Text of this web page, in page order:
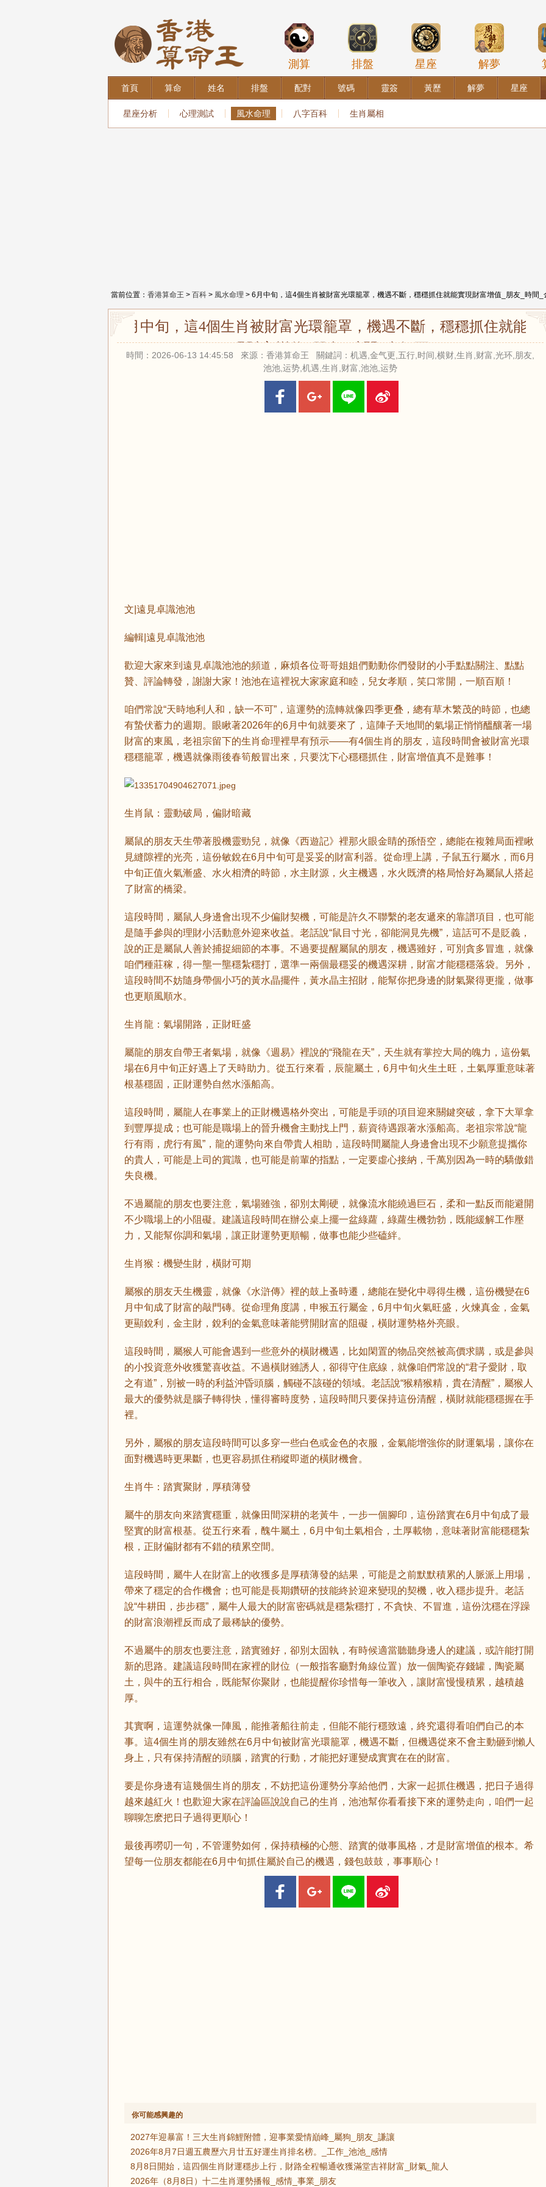
測算 排盤 星座 解夢
首頁 算命 姓名 排盤 配對 號碼 靈簽 黃歷 解夢 星座
星座分析 心理測試 風水命理 八字百科 生肖屬相
當前位置： 香港算命王 > 百科 > 風水命理 > 6月中旬，這4個生肖被財富光環籠罩，機遇不斷，穩穩抓住就能實現財富增值_朋友_時間_
6月中旬，這4個生肖被財富光環籠罩，機遇不斷，穩穩抓住就能實
現財富增值_朋友_時間_金氣更
時間：2026-06-13 14:45:58 來源：香港算命王 關鍵詞：机遇,金气更,五行,时间,横财,生肖,财富,光环,朋友,
池池,运势,机遇,生肖,财富,池池,运势
文|遠見卓識池池
編輯|遠見卓識池池
歡迎大家來到遠見卓識池池的頻道，麻煩各位哥哥姐姐們動動你們發財的小手點點關注、點點
贊、評論轉發，謝謝大家！池池在這裡祝大家家庭和睦，兒女孝順，笑口常開，一順百順！
咱們常說“天時地利人和，缺一不可”，這運勢的流轉就像四季更叠，總有草木繁茂的時節，也總
有蟄伏蓄力的週期。眼瞅著2026年的6月中旬就要來了，這陣子天地間的氣場正悄悄醞釀著一場
財富的東風，老祖宗留下的生肖命理裡早有預示——有4個生肖的朋友，這段時間會被財富光環
穩穩籠罩，機遇就像雨後春筍般冒出來，只要沈下心穩穩抓住，財富增值真不是難事！
生肖鼠：靈動破局，偏財暗藏
屬鼠的朋友天生帶著股機靈勁兒，就像《西遊記》裡那火眼金睛的孫悟空，總能在複雜局面裡瞅
見縫隙裡的光亮，這份敏銳在6月中旬可是妥妥的財富利器。從命理上講，子鼠五行屬水，而6月
中旬正值火氣漸盛、水火相濟的時節，水主財源，火主機遇，水火既濟的格局恰好為屬鼠人搭起
了財富的橋梁。
這段時間，屬鼠人身邊會出現不少偏財契機，可能是許久不聯繫的老友遞來的靠譜項目，也可能
是隨手參與的理財小活動意外迎來收益。老話說“鼠目寸光，卻能洞見先機”，這話可不是貶義，
說的正是屬鼠人善於捕捉細節的本事。不過要提醒屬鼠的朋友，機遇雖好，可別貪多冒進，就像
咱們種莊稼，得一壟一壟穩紮穩打，選準一兩個最穩妥的機遇深耕，財富才能穩穩落袋。另外，
這段時間不妨隨身帶個小巧的黃水晶擺件，黃水晶主招財，能幫你把身邊的財氣聚得更攏，做事
也更順風順水。
生肖龍：氣場開路，正財旺盛
屬龍的朋友自帶王者氣場，就像《週易》裡說的“飛龍在天”，天生就有掌控大局的魄力，這份氣
場在6月中旬正好遇上了天時助力。從五行來看，辰龍屬土，6月中旬火生土旺，土氣厚重意味著
根基穩固，正財運勢自然水漲船高。
這段時間，屬龍人在事業上的正財機遇格外突出，可能是手頭的項目迎來關鍵突破，拿下大單拿
到豐厚提成；也可能是職場上的晉升機會主動找上門，薪資待遇跟著水漲船高。老祖宗常說“龍
行有雨，虎行有風”，龍的運勢向來自帶貴人相助，這段時間屬龍人身邊會出現不少願意提攜你
的貴人，可能是上司的賞識，也可能是前輩的指點，一定要虛心接納，千萬別因為一時的驕傲錯
失良機。
不過屬龍的朋友也要注意，氣場雖強，卻別太剛硬，就像流水能繞過巨石，柔和一點反而能避開
不少職場上的小阻礙。建議這段時間在辦公桌上擺一盆綠蘿，綠蘿生機勃勃，既能緩解工作壓
力，又能幫你調和氣場，讓正財運勢更順暢，做事也能少些磕絆。
生肖猴：機變生財，橫財可期
屬猴的朋友天生機靈，就像《水滸傳》裡的鼓上蚤時遷，總能在變化中尋得生機，這份機變在6
月中旬成了財富的敲門磚。從命理角度講，申猴五行屬金，6月中旬火氣旺盛，火煉真金，金氣
更顯銳利，金主財，銳利的金氣意味著能劈開財富的阻礙，橫財運勢格外亮眼。
這段時間，屬猴人可能會遇到一些意外的橫財機遇，比如閑置的物品突然被高價求購，或是參與
的小投資意外收獲驚喜收益。不過橫財雖誘人，卻得守住底線，就像咱們常說的“君子愛財，取
之有道”，別被一時的利益沖昏頭腦，觸碰不該碰的領域。老話說“猴精猴精，貴在清醒”，屬猴人
最大的優勢就是腦子轉得快，懂得審時度勢，這段時間只要保持這份清醒，橫財就能穩穩握在手
裡。
另外，屬猴的朋友這段時間可以多穿一些白色或金色的衣服，金氣能增強你的財運氣場，讓你在
面對機遇時更果斷，也更容易抓住稍縱即逝的橫財機會。
生肖牛：踏實聚財，厚積薄發
屬牛的朋友向來踏實穩重，就像田間深耕的老黃牛，一步一個腳印，這份踏實在6月中旬成了最
堅實的財富根基。從五行來看，醜牛屬土，6月中旬土氣相合，土厚載物，意味著財富能穩穩紮
根，正財偏財都有不錯的積累空間。
這段時間，屬牛人在財富上的收獲多是厚積薄發的結果，可能是之前默默積累的人脈派上用場，
帶來了穩定的合作機會；也可能是長期鑽研的技能終於迎來變現的契機，收入穩步提升。老話
說“牛耕田，步步穩”，屬牛人最大的財富密碼就是穩紮穩打，不貪快、不冒進，這份沈穩在浮躁
的財富浪潮裡反而成了最稀缺的優勢。
不過屬牛的朋友也要注意，踏實雖好，卻別太固執，有時候適當聽聽身邊人的建議，或許能打開
新的思路。建議這段時間在家裡的財位（一般指客廳對角線位置）放一個陶瓷存錢罐，陶瓷屬
土，與牛的五行相合，既能幫你聚財，也能提醒你珍惜每一筆收入，讓財富慢慢積累，越積越
厚。
其實啊，這運勢就像一陣風，能推著船往前走，但能不能行穩致遠，終究還得看咱們自己的本
事。這4個生肖的朋友雖然在6月中旬被財富光環籠罩，機遇不斷，但機遇從來不會主動砸到懶人
身上，只有保持清醒的頭腦，踏實的行動，才能把好運變成實實在在的財富。
要是你身邊有這幾個生肖的朋友，不妨把這份運勢分享給他們，大家一起抓住機遇，把日子過得
越來越紅火！也歡迎大家在評論區說說自己的生肖，池池幫你看看接下來的運勢走向，咱們一起
聊聊怎麽把日子過得更順心！
最後再嘮叨一句，不管運勢如何，保持積極的心態、踏實的做事風格，才是財富增值的根本。希
望每一位朋友都能在6月中旬抓住屬於自己的機遇，錢包鼓鼓，事事順心！
你可能感興趣的
2027年迎暴富！三大生肖錦鯉附體，迎事業愛情巔峰_屬狗_朋友_謙讓
2026年8月7日週五農歷六月廿五好運生肖排名榜。_工作_池池_感情
8月8日開始，這四個生肖財運穩步上行，財路全程暢通收獲滿堂吉祥財富_財氣_龍人
2026年（8月8日）十二生肖運勢播報_感情_事業_朋友
鼠 牛 虎
猴 雞 狗